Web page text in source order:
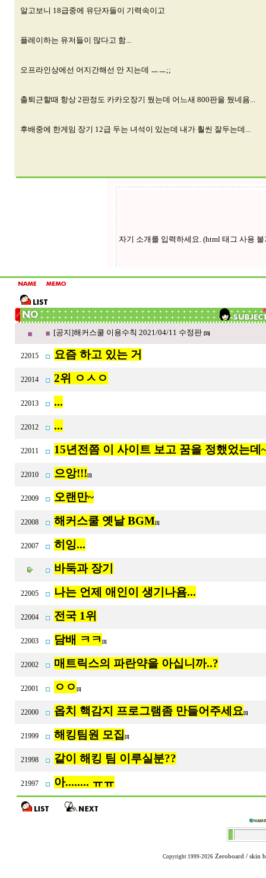
알고보니 18급중에 유단자들이 기력속이고
플레이하는 유저들이 많다고 함...
오프라인상에선 어지간해선 안 지는데 ㅡㅡ;;
출퇴근할때 항상 2판정도 카카오장기 뒀는데 어느새 800판을 뒀네욤...
후배중에 한게임 장기 12급 두는 녀석이 있는데 내가 훨씬 잘두는데...
[공지]해커스쿨 이용수칙 2021/04/11 수정판 [55]
22015 요즘 하고 있는 거
22014 2위 ㅇㅅㅇ
22013 ...
22012 ...
22011 15년전쯤 이 사이트 보고 꿈을 정했었는데
22010 으앙!!! [1]
22009 오랜만~
22008 해커스쿨 옛날 BGM[1]
22007
히잉...
바둑과 장기
22005 나는 언제 애인이 생기나욤...
22004 전국 1위
22003 담배 ㅋㅋ [1]
22002 매트릭스의 파란약을 아십니까..?
22001 ㅇㅇ [1]
22000 옵치 핵감지 프로그램좀 만들어주세요[1]
21999 해킹팀원 모집 [1]
21998 같이 해킹 팀 이루실분??
21997 아........ ㅠㅠ
Copyright 1999-2026 Zeroboard / skin